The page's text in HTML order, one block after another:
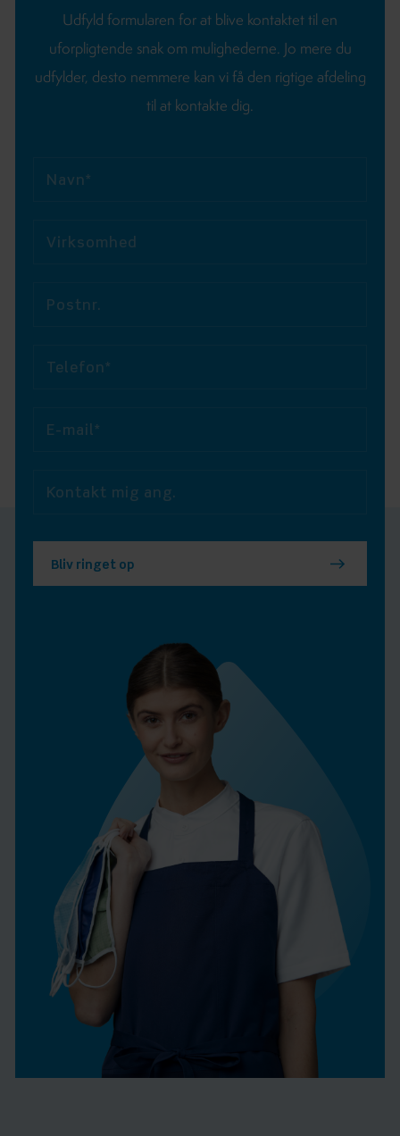
Udfyld formularen for at blive kontaktet til en
uforpligtende snak om mulighederne. Jo mere du
udfylder, desto nemmere kan vi få den rigtige afdeling
til at kontakte dig.
Navn*
Virksomhed
Postnr.
Telefon*
E-mail*
Kontakt mig ang.
Bliv ringet op